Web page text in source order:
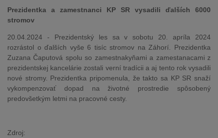
Prezidentka a zamestnanci KP SR vysadili ďalších 6000
stromov
20.04.2024 - Prezidentský les sa v sobotu 20. apríla 2024
rozrástol o ďalších vyše 6 tisíc stromov na Záhorí. Prezidentka
Zuzana Čaputová spolu so zamestnakyňami a zamestanacami z
prezidentskej kancelárie zostali verní tradícii a aj tento rok vysadili
nové stromy. Prezidentka pripomenula, že takto sa KP SR snaží
vykompenzovať dopad na životné prostredie spôsobený
predovšetkým letmi na pracovné cesty.
Zdroj: